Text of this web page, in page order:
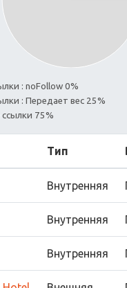
: noFollow 0%
: Передает вес 25%
75%
Тип
Внутренняя
Внутренняя
Внутренняя